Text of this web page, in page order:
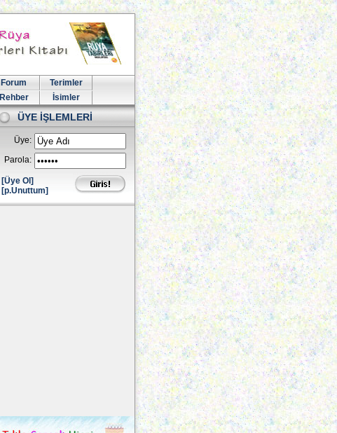
Forum
Terimler
Rehber İsimler
ÜYE İŞLEMLERİ
Üye:
Parola:
[Üye Ol]
[p.Unuttum]